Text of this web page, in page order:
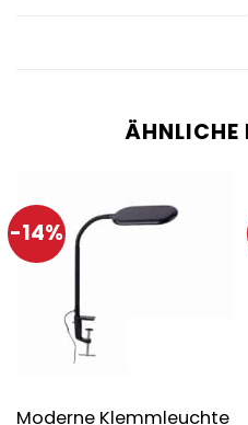
ÄHNLICHE
-14%
Moderne Klemmleuchte